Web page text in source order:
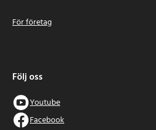
För företag
Följ oss
Youtube
Facebook